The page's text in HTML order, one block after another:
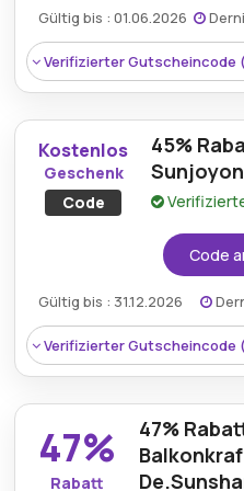
Rabatt:Sunsharetek
Elektronikprodukten
Mindestkaufbetrag:
Berechtigung:Für
Art des Angebots:
Kumulierbar:Nicht
kombinierbar
in den Bedingungen
Gültig bis : 01.06.2026
Verifizierter Gutscheincode
Rabatt:Kunden
wertvolle
Mindestkaufbetrag:
Kostenlos
Geschenk
Code
45%
Code
Gültig bis : 31.12.2026
Verifizierter Gutscheincode
47%
Rabatt
47%